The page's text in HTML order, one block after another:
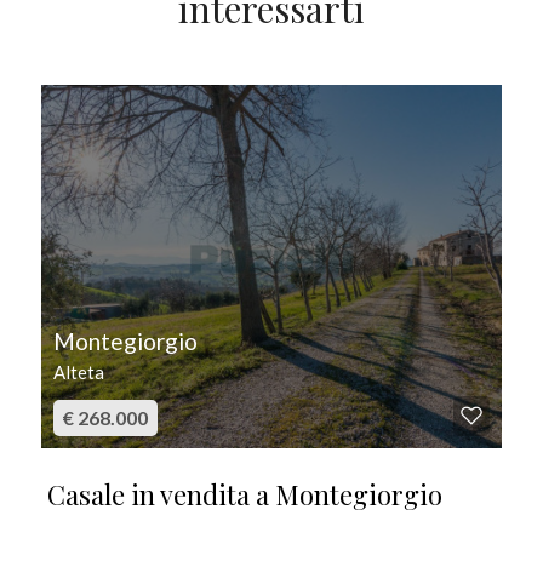
Montegiorgio
Alteta
€ 268.000
Casale in vendita a Montegiorgio